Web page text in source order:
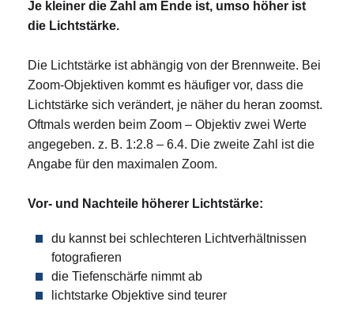
Je kleiner die Zahl am Ende ist, umso höher ist
die Lichtstärke.
Die Lichtstärke ist abhängig von der Brennweite. Bei
Zoom-Objektiven kommt es häufiger vor, dass die
Lichtstärke sich verändert, je näher du heran zoomst.
Oftmals werden beim Zoom – Objektiv zwei Werte
angegeben. z. B. 1:2.8 – 6.4. Die zweite Zahl ist die
Angabe für den maximalen Zoom.
Vor- und Nachteile höherer Lichtstärke:
du kannst bei schlechteren Lichtverhältnissen
fotografieren
die Tiefenschärfe nimmt ab
lichtstarke Objektive sind teurer